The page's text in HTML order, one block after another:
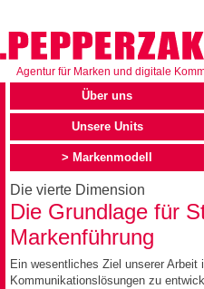
Agentur für Marken und digitale
Die vierte Dimension
Die Grundlage für
Markenführung
Ein wesentliches Ziel unserer Arbeit
Kommunikationslösungen zu
Über uns
Unsere Units
Markenmodell